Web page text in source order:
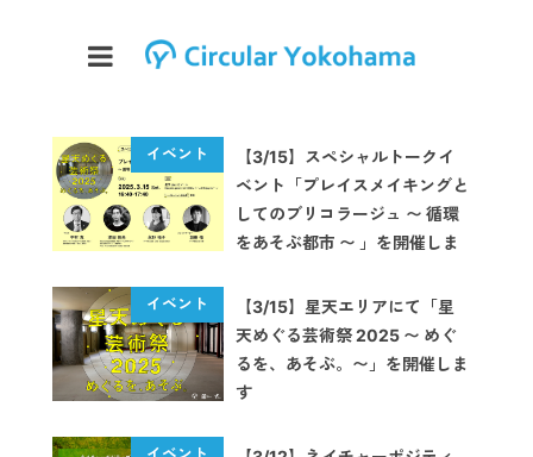
【3/15】スペシャルトークイ
ベント「プレイスメイキングと
してのブリコラージュ 〜 循環
をあそぶ都市 〜 」を開催しま
【3/15】星天エリアにて「星
天めぐる芸術祭 2025 〜 めぐ
るを、あそぶ。〜」を開催しま
す